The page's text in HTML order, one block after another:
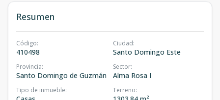
Resumen
Código:
410498
Ciudad:
Santo Domingo Este
Provincia:
Santo Domingo de Guzmán
Sector:
Alma Rosa I
Tipo de inmueble: Terreno: